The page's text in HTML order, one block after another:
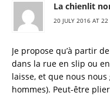
La chienlit
20 JULY 2016 AT
Je propose qu’à partir
dans la rue en slip ou
laisse, et que nous
hommes). Peut-être